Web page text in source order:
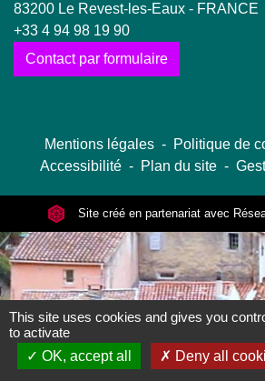
83200 Le Revest-les-Eaux - FRANCE
+33 4 94 98 19 90
Contact par formulaire
Mentions légales - Politique de
Accessibilité - Plan du site -
Site créé en partenariat avec
This site uses cookies and gives you
to activate
OK, accept all
Deny all